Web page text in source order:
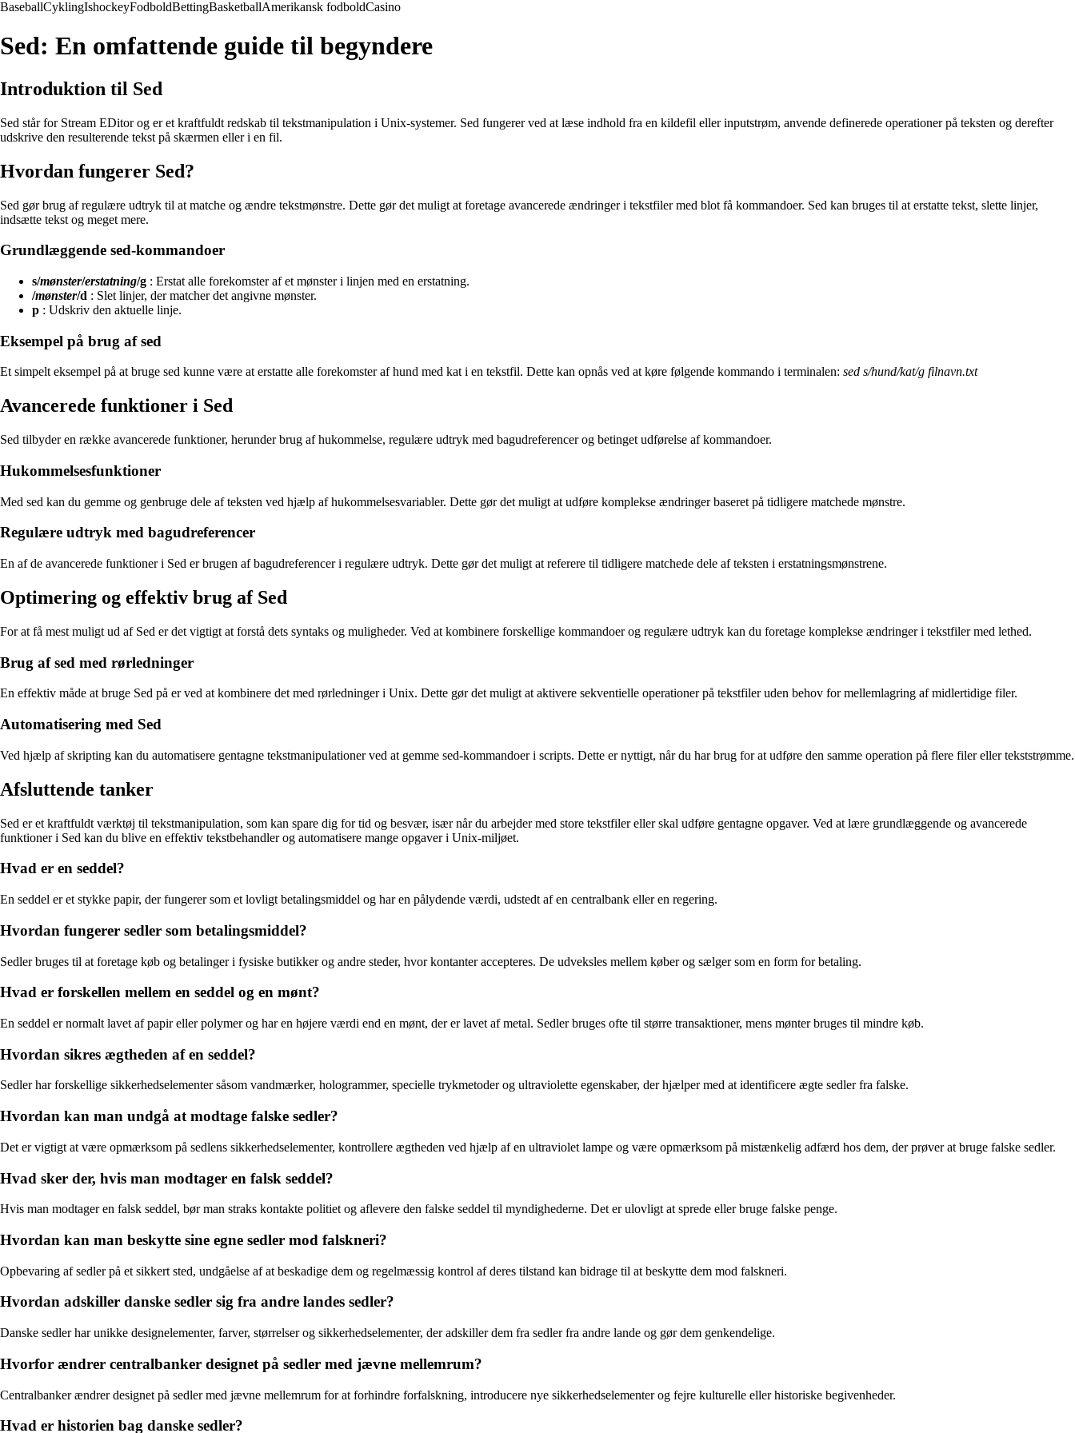
BaseballCyklingIshockeyFodboldBettingBasketballAmerikansk fodboldCasino
Sed: En omfattende guide til begyndere
Introduktion til Sed
Sed står for Stream EDitor og er et kraftfuldt redskab til tekstmanipulation i Unix-systemer. Sed fungerer ved at læse indhold fra en kildefil eller inputstrøm, anvende definerede operationer på teksten og derefter
udskrive den resulterende tekst på skærmen eller i en fil.
Hvordan fungerer Sed?
Sed gør brug af regulære udtryk til at matche og ændre tekstmønstre. Dette gør det muligt at foretage avancerede ændringer i tekstfiler med blot få kommandoer. Sed kan bruges til at erstatte tekst, slette linjer,
indsætte tekst og meget mere.
Grundlæggende sed-kommandoer
s/mønster/erstatning/g : Erstat alle forekomster af et mønster i linjen med en erstatning.
/mønster/d : Slet linjer, der matcher det angivne mønster.
p : Udskriv den aktuelle linje.
Eksempel på brug af sed
Et simpelt eksempel på at bruge sed kunne være at erstatte alle forekomster af hund med kat i en tekstfil. Dette kan opnås ved at køre følgende kommando i terminalen: sed s/hund/kat/g filnavn.txt
Avancerede funktioner i Sed
Sed tilbyder en række avancerede funktioner, herunder brug af hukommelse, regulære udtryk med bagudreferencer og betinget udførelse af kommandoer.
Hukommelsesfunktioner
Med sed kan du gemme og genbruge dele af teksten ved hjælp af hukommelsesvariabler. Dette gør det muligt at udføre komplekse ændringer baseret på tidligere matchede mønstre.
Regulære udtryk med bagudreferencer
En af de avancerede funktioner i Sed er brugen af bagudreferencer i regulære udtryk. Dette gør det muligt at referere til tidligere matchede dele af teksten i erstatningsmønstrene.
Optimering og effektiv brug af Sed
For at få mest muligt ud af Sed er det vigtigt at forstå dets syntaks og muligheder. Ved at kombinere forskellige kommandoer og regulære udtryk kan du foretage komplekse ændringer i tekstfiler med lethed.
Brug af sed med rørledninger
En effektiv måde at bruge Sed på er ved at kombinere det med rørledninger i Unix. Dette gør det muligt at aktivere sekventielle operationer på tekstfiler uden behov for mellemlagring af midlertidige filer.
Automatisering med Sed
Ved hjælp af skripting kan du automatisere gentagne tekstmanipulationer ved at gemme sed-kommandoer i scripts. Dette er nyttigt, når du har brug for at udføre den samme operation på flere filer eller tekststrømme.
Afsluttende tanker
Sed er et kraftfuldt værktøj til tekstmanipulation, som kan spare dig for tid og besvær, især når du arbejder med store tekstfiler eller skal udføre gentagne opgaver. Ved at lære grundlæggende og avancerede
funktioner i Sed kan du blive en effektiv tekstbehandler og automatisere mange opgaver i Unix-miljøet.
Hvad er en seddel?
En seddel er et stykke papir, der fungerer som et lovligt betalingsmiddel og har en pålydende værdi, udstedt af en centralbank eller en regering.
Hvordan fungerer sedler som betalingsmiddel?
Sedler bruges til at foretage køb og betalinger i fysiske butikker og andre steder, hvor kontanter accepteres. De udveksles mellem køber og sælger som en form for betaling.
Hvad er forskellen mellem en seddel og en mønt?
En seddel er normalt lavet af papir eller polymer og har en højere værdi end en mønt, der er lavet af metal. Sedler bruges ofte til større transaktioner, mens mønter bruges til mindre køb.
Hvordan sikres ægtheden af en seddel?
Sedler har forskellige sikkerhedselementer såsom vandmærker, hologrammer, specielle trykmetoder og ultraviolette egenskaber, der hjælper med at identificere ægte sedler fra falske.
Hvordan kan man undgå at modtage falske sedler?
Det er vigtigt at være opmærksom på sedlens sikkerhedselementer, kontrollere ægtheden ved hjælp af en ultraviolet lampe og være opmærksom på mistænkelig adfærd hos dem, der prøver at bruge falske sedler.
Hvad sker der, hvis man modtager en falsk seddel?
Hvis man modtager en falsk seddel, bør man straks kontakte politiet og aflevere den falske seddel til myndighederne. Det er ulovligt at sprede eller bruge falske penge.
Hvordan kan man beskytte sine egne sedler mod falskneri?
Opbevaring af sedler på et sikkert sted, undgåelse af at beskadige dem og regelmæssig kontrol af deres tilstand kan bidrage til at beskytte dem mod falskneri.
Hvordan adskiller danske sedler sig fra andre landes sedler?
Danske sedler har unikke designelementer, farver, størrelser og sikkerhedselementer, der adskiller dem fra sedler fra andre lande og gør dem genkendelige.
Hvorfor ændrer centralbanker designet på sedler med jævne mellemrum?
Centralbanker ændrer designet på sedler med jævne mellemrum for at forhindre forfalskning, introducere nye sikkerhedselementer og fejre kulturelle eller historiske begivenheder.
Hvad er historien bag danske sedler?